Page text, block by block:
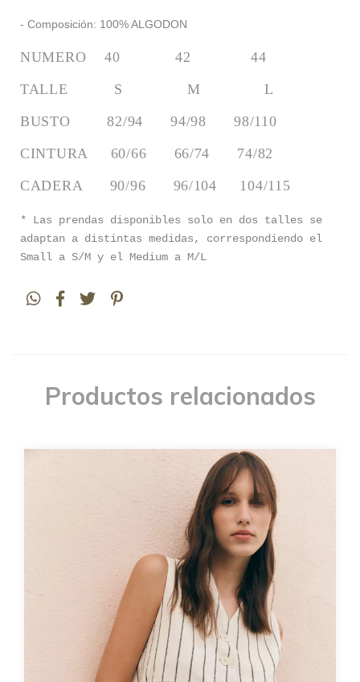
- Composición: 100% ALGODON
NUMERO    40            42             44
TALLE          S              M              L
BUSTO        82/94      94/98      98/110
CINTURA     60/66      66/74      74/82
CADERA      90/96      96/104     104/115
* Las prendas disponibles solo en dos talles se
adaptan a distintas medidas, correspondiendo el
Small a S/M y el Medium a M/L
Productos relacionados